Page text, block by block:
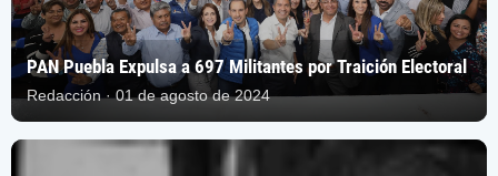
PAN Puebla Expulsa a 697 Militantes por Traición Electoral
Redacción · 01 de agosto de 2024